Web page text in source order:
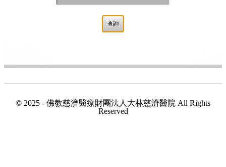
© 2025 - 佛教慈濟醫療財團法人大林慈濟醫院 All Rights
Reserved